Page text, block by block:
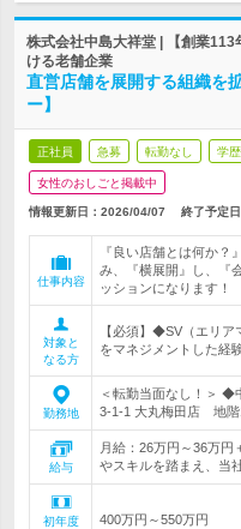
株式会社中島大祥堂 | 【創業
ける老舗企業
直営店舗を展開する組織を
ー】
正社員 急募 転勤なし 学
女性のおしごと掲載中
情報更新日：2026/04/07 終了予定日
仕事内容
『良い店舗とは何か？
み、『横展開』し、『
ッションになります！
対象と
なる方
【必須】◆SV（エリ
をマネジメントした経
勤務地
＜転勤当面なし！＞
3-1-1 大丸梅田店 地階
給与
月給：26万円～36万
やスキルを踏まえ、当
初年度
400万円～550万円